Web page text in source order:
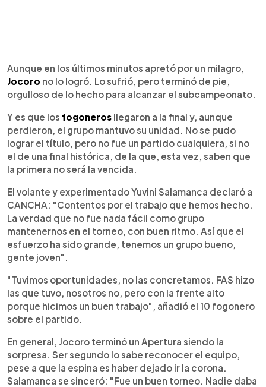
Escuchar artículo
Aunque en los últimos minutos apretó por un milagro,
Jocoro no lo logró. Lo sufrió, pero terminó de pie,
orgulloso de lo hecho para alcanzar el subcampeonato.
Y es que los fogoneros llegaron a la final y, aunque
perdieron, el grupo mantuvo su unidad. No se pudo
lograr el título, pero no fue un partido cualquiera, si no
el de una final histórica, de la que, esta vez, saben que
la primera no será la vencida.
El volante y experimentado Yuvini Salamanca declaró a
CANCHA: "Contentos por el trabajo que hemos hecho.
La verdad que no fue nada fácil como grupo
mantenernos en el torneo, con buen ritmo. Así que el
esfuerzo ha sido grande, tenemos un grupo bueno,
gente joven".
"Tuvimos oportunidades, no las concretamos. FAS hizo
las que tuvo, nosotros no, pero con la frente alto
porque hicimos un buen trabajo", añadió el 10 fogonero
sobre el partido.
En general, Jocoro terminó un Apertura siendo la
sorpresa. Ser segundo lo sabe reconocer el equipo,
pese a que la espina es haber dejado ir la corona.
Salamanca se sinceró: "Fue un buen torneo. Nadie daba